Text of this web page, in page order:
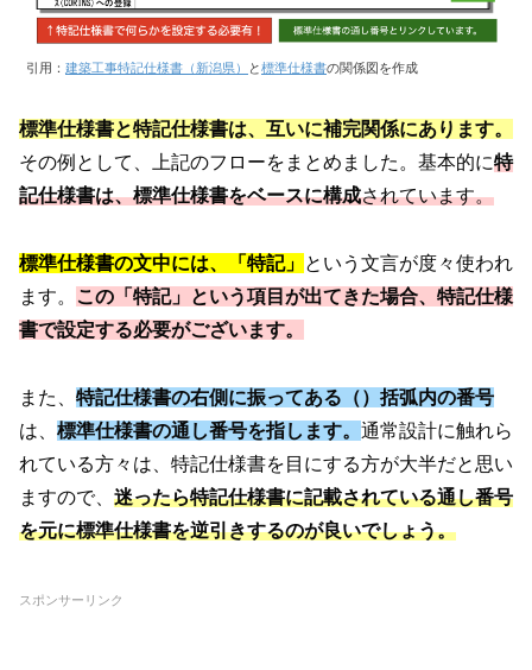
引用： 建築工事特記仕様書（新潟県） と標準仕様書の関係図を作成
標準仕様書と特記仕様書は、互いに補完関係にあります。
その例として、上記のフローをまとめました。基本的に特
記仕様書は、標準仕様書をベースに構成されています。
標準仕様書の文中には、「特記」 という文言が度々使われ
ます。 この「特記」という項目が出てきた場合、特記仕様
書で設定する必要がございます。
また、 特記仕様書の右側に振ってある（）括弧内の番号
は、 標準仕様書の通し番号を指します。 通常設計に触れら
れている方々は、特記仕様書を目にする方が大半だと思い
ますので、 迷ったら特記仕様書に記載されている通し番号
を元に標準仕様書を逆引きするのが良いでしょう。
スポンサーリンク